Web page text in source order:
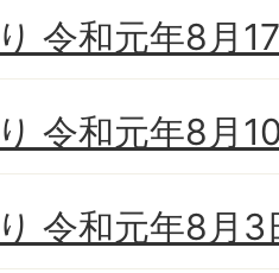
令和元年8月
令和元年8月
令和元年8月3